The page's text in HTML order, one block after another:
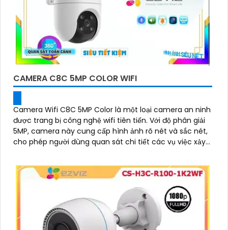
CAMERA C8C 5MP COLOR WIFI
Camera Wifi C8C 5MP Color là một loại camera an ninh
được trang bị công nghệ wifi tiên tiến. Với độ phân giải
5MP, camera này cung cấp hình ảnh rõ nét và sắc nét,
cho phép người dùng quan sát chi tiết các vụ việc xảy